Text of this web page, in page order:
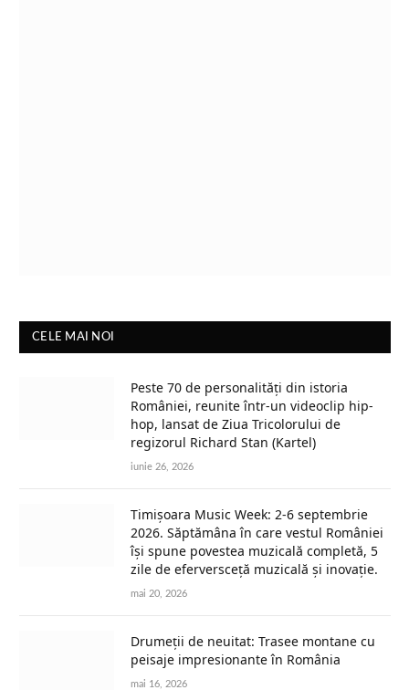
CELE MAI NOI
Peste 70 de personalități din istoria
României, reunite într-un videoclip hip-
hop, lansat de Ziua Tricolorului de
regizorul Richard Stan (Kartel)
iunie 26, 2026
Timișoara Music Week: 2-6 septembrie
2026. Săptămâna în care vestul României
își spune povestea muzicală completă, 5
zile de eferversceță muzicală și inovație.
mai 20, 2026
Drumeții de neuitat: Trasee montane cu
peisaje impresionante în România
mai 16, 2026